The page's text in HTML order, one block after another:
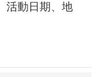
活動日期、地